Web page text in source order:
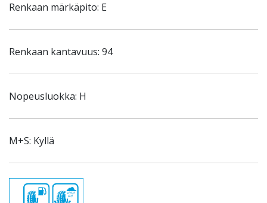
Renkaan märkäpito: E
Renkaan kantavuus: 94
Nopeusluokka: H
M+S: Kyllä